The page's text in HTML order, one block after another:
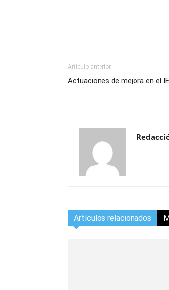
Artículo anterior
Actuaciones de mejora en el
Artículos relacionados